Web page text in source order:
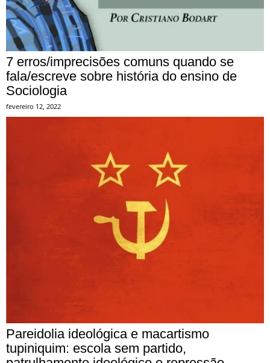
7 erros/imprecisões comuns quando se
fala/escreve sobre história do ensino de
Sociologia
fevereiro 12, 2022
Pareidolia ideológica e macartismo
tupiniquim: escola sem partido,